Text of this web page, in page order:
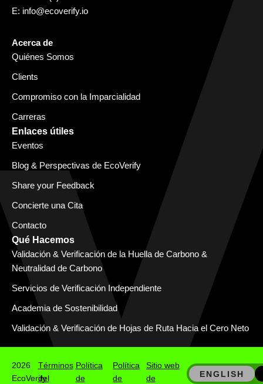
E: info@ecoverify.io
Acerca de
Quiénes Somos
Clients
Compromiso con la Imparcialidad
Carreras
Enlaces útiles
Eventos
Blog & Perspectivas de EcoVerify
Share your Feedback
Concierte una Cita
Contacto
Qué Hacemos
Validación & Verificación de la Huella de Carbono &
Neutralidad de Carbono
Servicios de Verificación Independiente
Academia de Sostenibilidad
Validación & Verificación de Hojas de Ruta Hacia el Cero Neto
2026
EcoVerify
Términos
del
Política
de
Política
de
Sitio web
de
ENGLISH